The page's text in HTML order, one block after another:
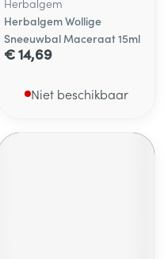
Herbalgem
Herbalgem Wollige
Sneeuwbal Maceraat 15ml
€ 14,69
Niet beschikbaar